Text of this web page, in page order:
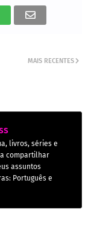
MAIS RECENTES
livros, séries e
compartilhar
assuntos
Português e